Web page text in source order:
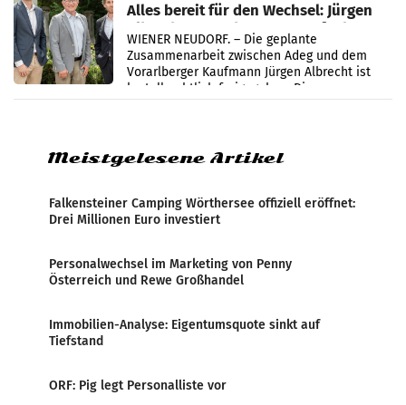
Alles bereit für den Wechsel: Jürgen
Albrecht setzt ab 1.1.2027 auf Adeg
WIENER NEUDORF. – Die geplante
Zusammenarbeit zwischen Adeg und dem
Vorarlberger Kaufmann Jürgen Albrecht ist
kartellrechtlich freigegeben: Die
Bundeswettbewerbsbehörde und der
Meistgelesene Artikel
Falkensteiner Camping Wörthersee offiziell eröffnet:
Drei Millionen Euro investiert
Personalwechsel im Marketing von Penny
Österreich und Rewe Großhandel
Immobilien-Analyse: Eigentumsquote sinkt auf
Tiefstand
ORF: Pig legt Personalliste vor